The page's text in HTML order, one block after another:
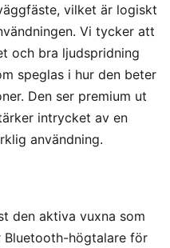
vilket är logiskt
Vi tycker att
och bra ljudspridning
speglas i hur den beter
Den ser premium ut
intrycket av en
användning.
den aktiva vuxna som
högtalare för